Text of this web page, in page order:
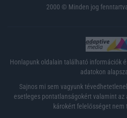
2000 © Minden jog
Honlapunk oldalain található információk
adatokon
Sajnos mi sem vagyunk
esetleges pontatlanságokért valamint
károkért felelősséget nem